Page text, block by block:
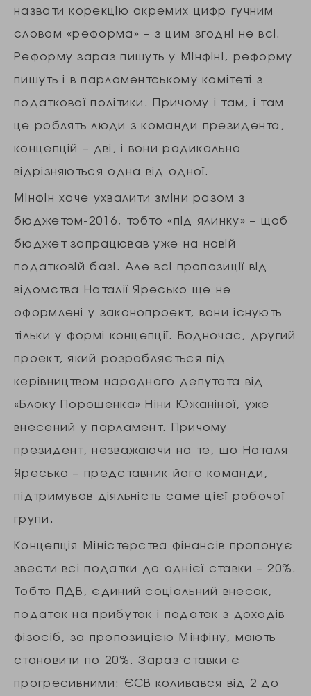
назвати корекцію окремих цифр гучним
словом «реформа» – з цим згодні не всі.
Реформу зараз пишуть у Мінфіні, реформу
пишуть і в парламентському комітеті з
податкової політики. Причому і там, і там
це роблять люди з команди президента,
концепцій – дві, і вони радикально
відрізняються одна від одної.
Мінфін хоче ухвалити зміни разом з
бюджетом-2016, тобто «під ялинку» – щоб
бюджет запрацював уже на новій
податковій базі. Але всі пропозиції від
відомства Наталії Яресько ще не
оформлені у законопроект, вони існують
тільки у формі концепції. Водночас, другий
проект, який розробляється під
керівництвом народного депутата від
«Блоку Порошенка» Ніни Южаніної, уже
внесений у парламент. Причому
президент, незважаючи на те, що Наталя
Яресько – представник його команди,
підтримував діяльність саме цієї робочої
групи.
Концепція Міністерства фінансів пропонує
звести всі податки до однієї ставки – 20%.
Тобто ПДВ, єдиний соціальний внесок,
податок на прибуток і податок з доходів
фізосіб, за пропозицією Мінфіну, мають
становити по 20%. Зараз ставки є
прогресивними: ЄСВ коливався від 2 до